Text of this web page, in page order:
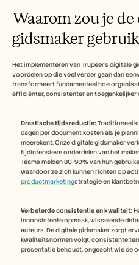
Waarom zou je
gidsmaker
Het implementeren van Trupeer's digitale
voordelen op die veel verder gaan dan
transformeert fundamenteel hoe
efficiënter, consistenter en toegankelijker
Drastische tijdsreductie: Traditioneel
dagen per document kosten als je
meerekent. Onze digitale gidsmaker
tijdintensieve onderdelen van het
Teams melden 80-90% van hun
productmarketingstrategie en
Verbeterde consistentie en kwaliteit:
inconsistente opmaak, wisselende
auteurs. De digitale gidsmaker zorgt
kwaliteitsnormen volgt, consistente
presentatie behoudt, ongeacht wie de